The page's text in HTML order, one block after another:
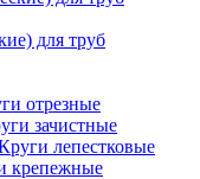
для труб
отрезные
зачистные
лепестковые
крепежные